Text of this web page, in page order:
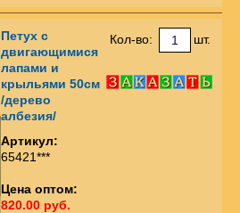
Петух с
двигающимися
лапами и
крыльями 50см
/дерево
албезия/
Артикул:
65421***
Цена оптом:
820.00 руб.
Кол-во: шт.